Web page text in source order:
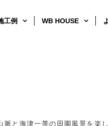
工例 WB HOUSE
と海津一帯の田園風景を楽